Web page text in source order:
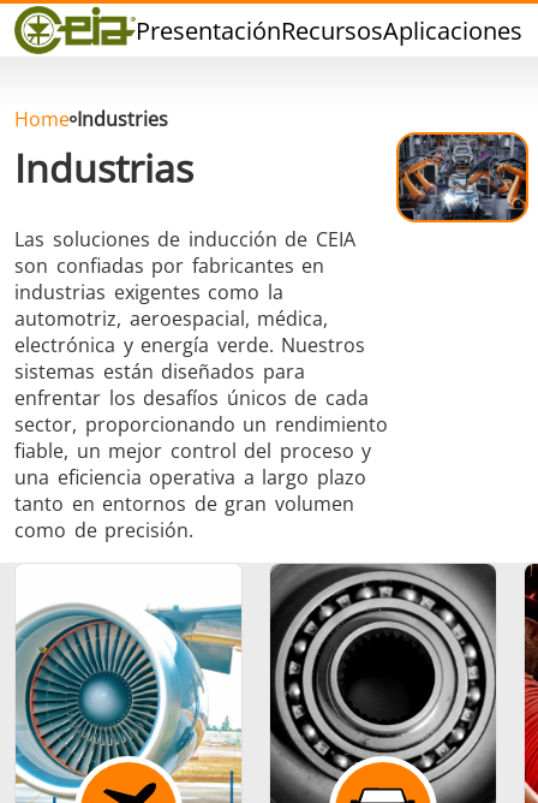
PresentaciónRecursosAplicaciones
Calidad
Eventos
FAQ
Soldadura dura
Soldadura con
Estaño
Soldadura de
Aluminio
Sellado
Ajuste por
contracción
Home Industries
Industrias
Las soluciones de inducción de CEIA
son confiadas por fabricantes en
industrias exigentes como la
automotriz, aeroespacial, médica,
electrónica y energía verde. Nuestros
sistemas están diseñados para
enfrentar los desafíos únicos de cada
sector, proporcionando un rendimiento
fiable, un mejor control del proceso y
una eficiencia operativa a largo plazo
tanto en entornos de gran volumen
como de precisión.